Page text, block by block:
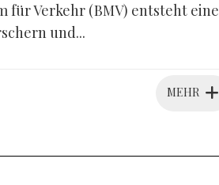
für Verkehr (BMV) entsteht eine
und...
MEHR